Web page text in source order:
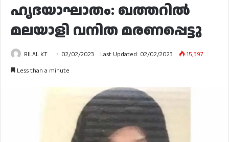
ഹൃദയാഘാതം: ഖത്തറിൽ
മലയാളി വനിത മരണപ്പെട്ടു
BILAL KT 02/02/2023 Last Updated: 02/02/2023
15,397
Less than a minute